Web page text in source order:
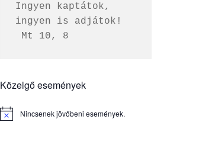
Ingyen kaptátok,
ingyen is adjátok!
Mt 10, 8
Közelgő események
Notice Nincsenek jövőbeni események.